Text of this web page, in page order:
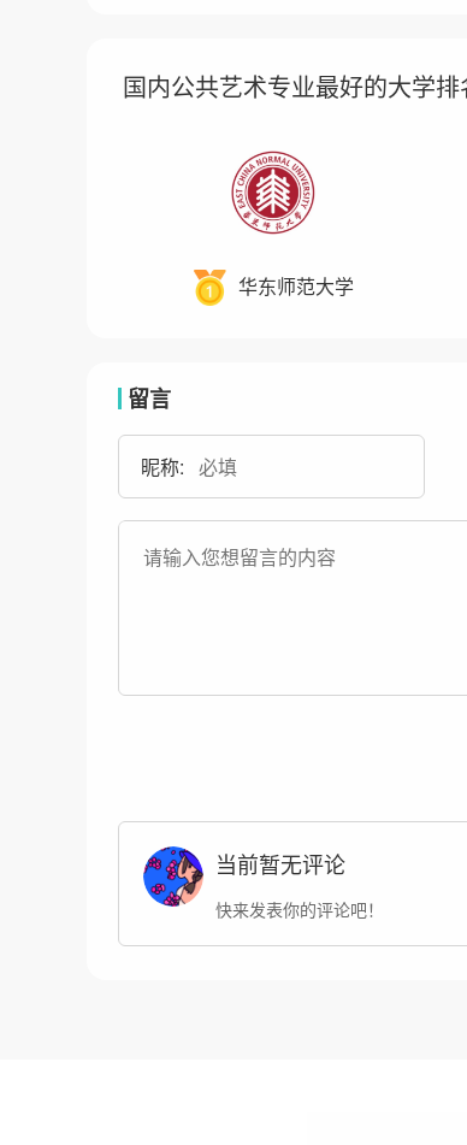
国内公共艺术专业最好的大学
华东师范大学
留言
昵称:
当前暂无评论
快来发表你的评论吧！